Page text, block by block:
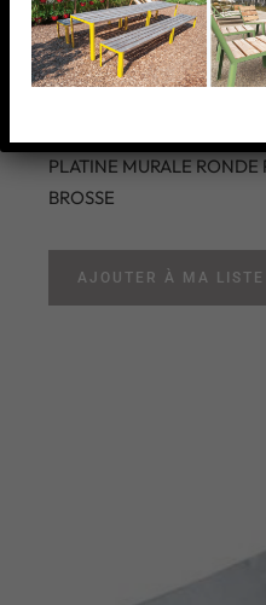
PLATINE
POUR D 33,7
PLATINE MURALE
BROSSE
AJOUTER À MA LISTE